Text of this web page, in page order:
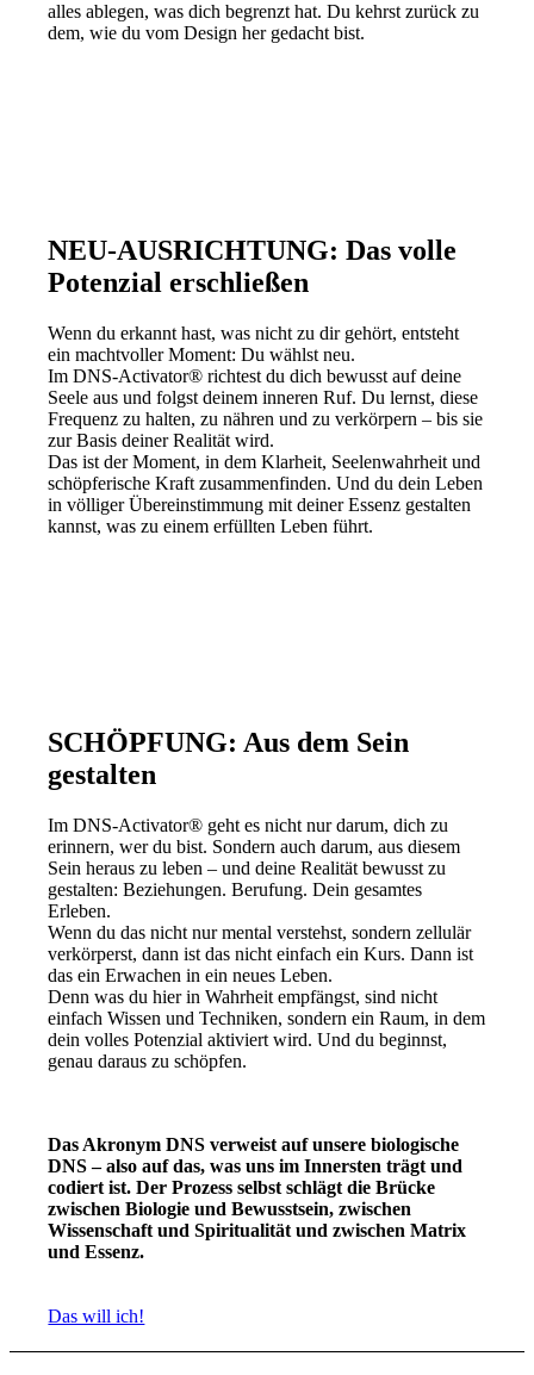
alles ablegen, was dich begrenzt hat. Du kehrst zurück zu
dem, wie du vom Design her gedacht bist.
NEU-AUSRICHTUNG: Das volle
Potenzial erschließen
Wenn du erkannt hast, was nicht zu dir gehört, entsteht
ein machtvoller Moment: Du wählst neu.
Im DNS-Activator® richtest du dich bewusst auf deine
Seele aus und folgst deinem inneren Ruf. Du lernst, diese
Frequenz zu halten, zu nähren und zu verkörpern – bis sie
zur Basis deiner Realität wird.
Das ist der Moment, in dem Klarheit, Seelenwahrheit und
schöpferische Kraft zusammenfinden. Und du dein Leben
in völliger Übereinstimmung mit deiner Essenz gestalten
kannst, was zu einem erfüllten Leben führt.
SCHÖPFUNG: Aus dem Sein
gestalten
Im DNS-Activator® geht es nicht nur darum, dich zu
erinnern, wer du bist. Sondern auch darum, aus diesem
Sein heraus zu leben – und deine Realität bewusst zu
gestalten: Beziehungen. Berufung. Dein gesamtes
Erleben.
Wenn du das nicht nur mental verstehst, sondern zellulär
verkörperst, dann ist das nicht einfach ein Kurs. Dann ist
das ein Erwachen in ein neues Leben.
Denn was du hier in Wahrheit empfängst, sind nicht
einfach Wissen und Techniken, sondern ein Raum, in dem
dein volles Potenzial aktiviert wird. Und du beginnst,
genau daraus zu schöpfen.
Das Akronym DNS verweist auf unsere biologische
DNS – also auf das, was uns im Innersten trägt und
codiert ist.Der Prozess selbst schlägt die Brücke
zwischen Biologie und Bewusstsein, zwischen
Wissenschaft und Spiritualität und zwischen Matrix
und Essenz.
Das will ich!